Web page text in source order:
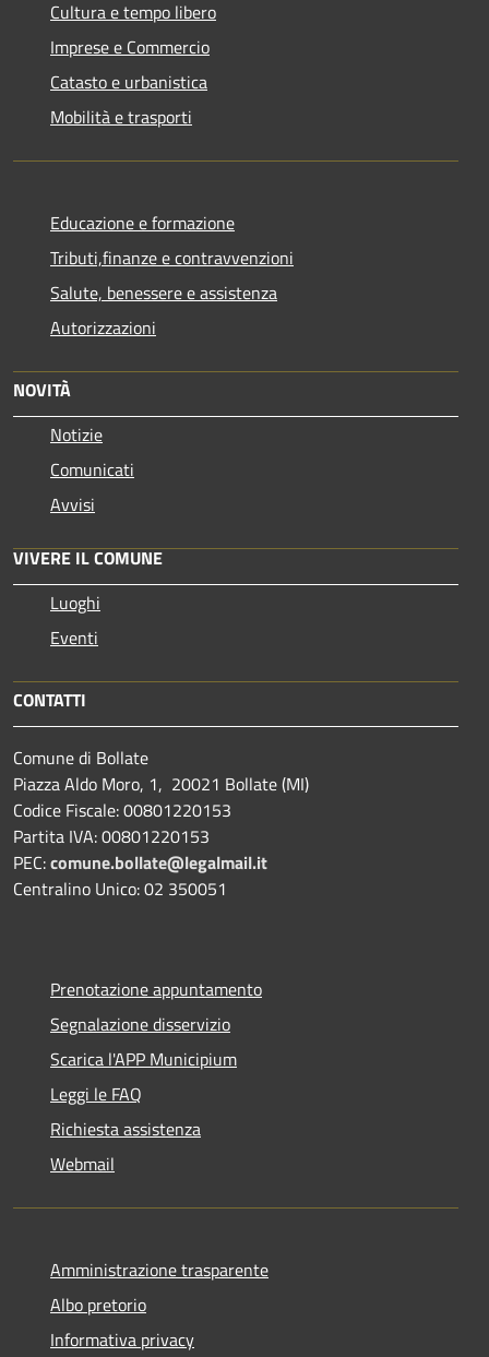
Cultura e tempo libero
Imprese e Commercio
Catasto e urbanistica
Mobilità e trasporti
Educazione e formazione
Tributi,finanze e contravvenzioni
Salute, benessere e assistenza
Autorizzazioni
NOVITÀ
Notizie
Comunicati
Avvisi
VIVERE IL COMUNE
Luoghi
Eventi
CONTATTI
Comune di Bollate
Piazza Aldo Moro, 1, 20021 Bollate (MI)
Codice Fiscale: 00801220153
Partita IVA: 00801220153
PEC:comune.bollate@legalmail.it
Centralino Unico: 02 350051
Prenotazione appuntamento
Segnalazione disservizio
Scarica l'APP Municipium
Leggi le FAQ
Richiesta assistenza
Webmail
Amministrazione trasparente
Albo pretorio
Informativa privacy